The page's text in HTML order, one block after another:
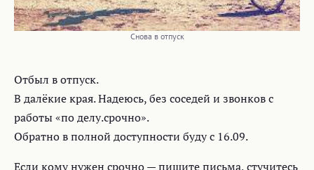
Снова в отпуск
Отбыл в отпуск.
В далëкие края. Надеюсь, без соседей и звонков с
работы «по делу.срочно».
Обратно в полной доступности буду с 16.09.
Если кому нужен срочно — пишите письма, стучитесь